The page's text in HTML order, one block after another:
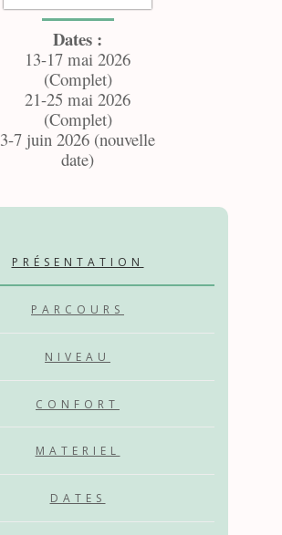
Dates :
13-17 mai 2026
(Complet)
21-25 mai 2026
(Complet)
3-7 juin 2026 (nouvelle
date)
PRÉSENTATION
PARCOURS
NIVEAU
CONFORT
MATERIEL
DATES